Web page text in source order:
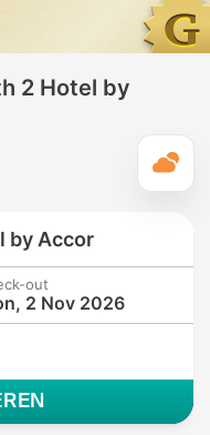
2 Hotel by
by Accor
out
2 Nov 2026